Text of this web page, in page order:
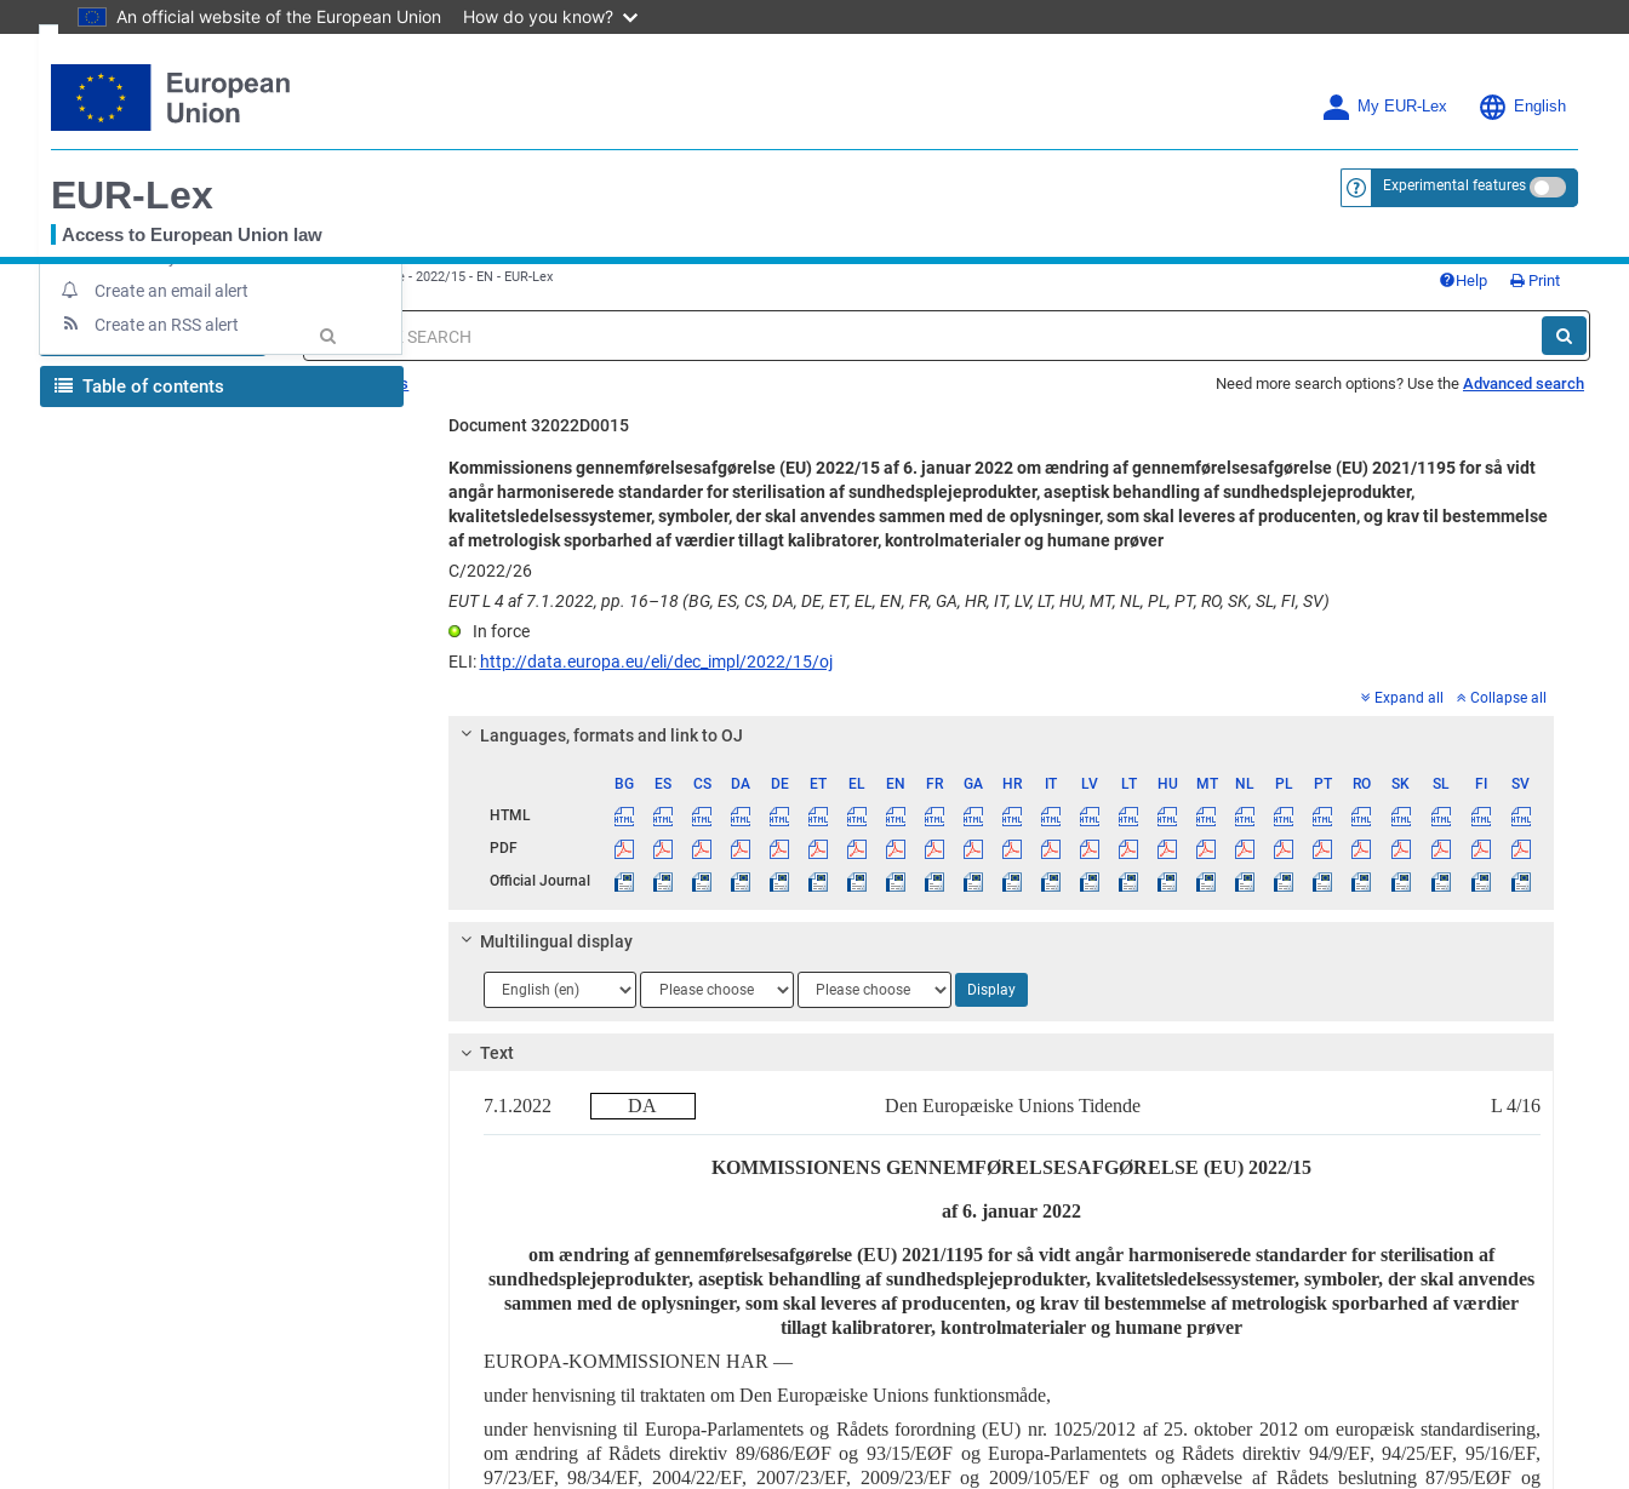
An official website of the European Union How do you know?
to
content
My EUR-Lex English
EUR-Lex
Access to European Union law
<a href="https://eur-lex.europa.eu/
Experimental features
are
Gennemførelsesafgørelse - 2022/15 - EN - EUR-Lex Help Print
MENU
search
Search tips Need more search options? Use the Advanced search
Document 32022D0015
Document information
Up-to-date link
Permanent link
Save to My items
Create an email alert
Create an RSS alert
Table of contents
Kommissionens gennemførelsesafgørelse (EU) 2022/15 af 6. januar 2022 om ændring af gennemførelsesafgørelse (EU) 2021/1195 for så vidt
angår harmoniserede standarder for sterilisation af sundhedsplejeprodukter, aseptisk behandling af sundhedsplejeprodukter,
kvalitetsledelsessystemer, symboler, der skal anvendes sammen med de oplysninger, som skal leveres af producenten, og krav til bestemmelse
af metrologisk sporbarhed af værdier tillagt kalibratorer, kontrolmaterialer og humane prøver
C/2022/26
EUT L 4 af 7.1.2022, pp. 16–18 (BG, ES, CS, DA, DE, ET, EL, EN, FR, GA, HR, IT, LV, LT, HU, MT, NL, PL, PT, RO, SK, SL, FI, SV)
In force
ELI: http://data.europa.eu/eli/dec_impl/2022/15/oj
Expand all Collapse all
Languages, formats and link to OJ
BG ES CS DA DE ET EL EN FR GA HR IT LV LT HU MT NL PL PT RO SK SL FI
SV
HTML
PDF
Official Journal
Multilingual display
Language
1
Language
2
Language
3
Display
Text
7.1.2022 DA Den Europæiske Unions Tidende L 4/16
KOMMISSIONENS GENNEMFØRELSESAFGØRELSE (EU) 2022/15
af 6. januar 2022
om ændring af gennemførelsesafgørelse (EU) 2021/1195 for så vidt angår harmoniserede standarder for sterilisation af
sundhedsplejeprodukter, aseptisk behandling af sundhedsplejeprodukter, kvalitetsledelsessystemer, symboler, der skal anvendes
sammen med de oplysninger, som skal leveres af producenten, og krav til bestemmelse af metrologisk sporbarhed af værdier
tillagt kalibratorer, kontrolmaterialer og humane prøver
EUROPA-KOMMISSIONEN HAR —
under henvisning til traktaten om Den Europæiske Unions funktionsmåde,
under henvisning til Europa-Parlamentets og Rådets forordning (EU) nr. 1025/2012 af 25. oktober 2012 om europæisk standardisering,
om ændring af Rådets direktiv 89/686/EØF og 93/15/EØF og Europa-Parlamentets og Rådets direktiv 94/9/EF, 94/25/EF, 95/16/EF,
97/23/EF, 98/34/EF, 2004/22/EF, 2007/23/EF, 2009/23/EF og 2009/105/EF og om ophævelse af Rådets beslutning 87/95/EØF og